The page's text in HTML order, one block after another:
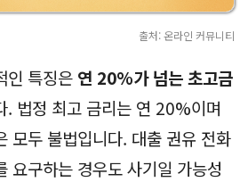
출처: 온라인 커뮤니티
인 특징은 연 20%가 넘는 초고금
. 법정 최고 금리는 연 20%이며
모두 불법입니다. 대출 권유 전화
요구하는 경우도 사기일 가능성